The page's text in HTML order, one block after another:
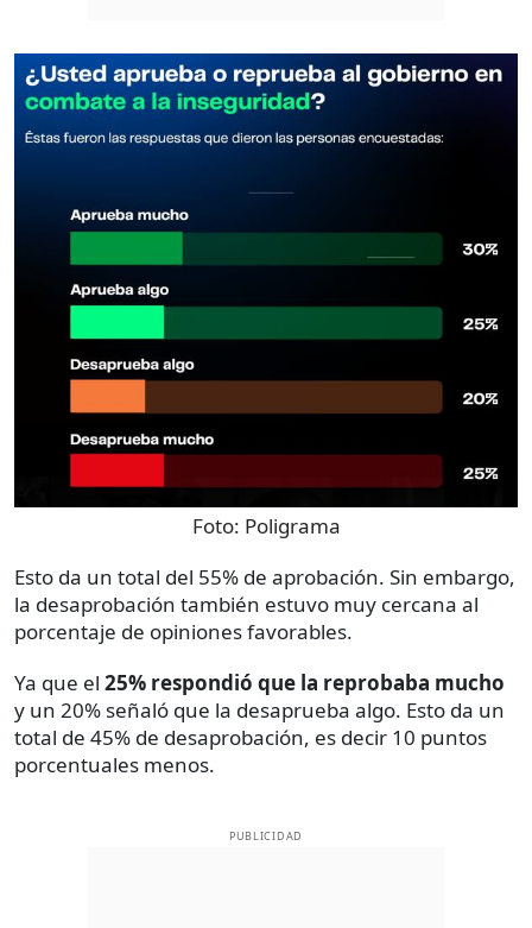
Foto: Poligrama
Esto da un total del 55% de aprobación. Sin embargo,
la desaprobación también estuvo muy cercana al
porcentaje de opiniones favorables.
Ya que el 25% respondió que la reprobaba mucho
y un 20% señaló que la desaprueba algo. Esto da un
total de 45% de desaprobación, es decir 10 puntos
porcentuales menos.
PUBLICIDAD